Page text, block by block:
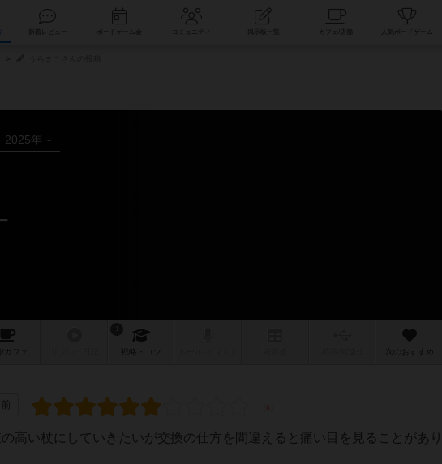
ベース コミュニティ
2025年～
カフェ 戦略 次のおすすめ
高い杖にしていきたいが交換の仕方を間違えると痛い目を見ることがあり